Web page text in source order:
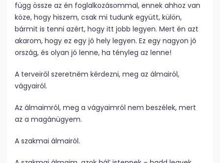
függ össze az én foglalkozásommal, ennek ahhoz van
köze, hogy hiszem, csak mi tudunk együtt, külön,
bármit is tenni azért, hogy itt jobb legyen. Mert én azt
akarom, hogy ez egy jó hely legyen. Ez egy nagyon jó
ország, és olyan jó lenne, ha tényleg az lenne!
A terveiről szeretném kérdezni, meg az álmairól,
vágyairól.
Az álmaimról, meg a vágyaimról nem beszélek, mert
az a magánügyem.
A szakmai álmairól.